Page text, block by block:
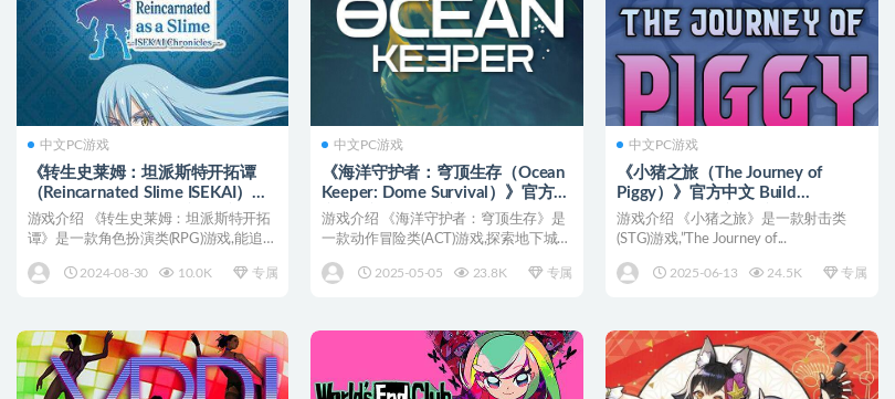
中文PC游戏
《转生史莱姆：坦派斯特开拓谭
（Reincarnated Slime ISEKAI）》
集成命运多舛DLC [中文/英文]
游戏介绍 《转生史莱姆：坦派斯特开拓
谭》是一款角色扮演类(RPG)游戏,能追溯
2024-08-30
10.0K 专属
中文PC游戏
《海洋守护者：穹顶生存（Ocean
Keeper: Dome Survival）》官方中
文 [中文/繁体/英文/日语]
游戏介绍 《海洋守护者：穹顶生存》是
一款动作冒险类(ACT)游戏,探索地下城，
2025-05-05
23.8K 专属
中文PC游戏
《小猪之旅（The Journey of
Piggy）》官方中文 Build
16719079 [中文/英文/日语]
游戏介绍 《小猪之旅》是一款射击类
(STG)游戏,”The Journey of...
2025-06-13 24.5K 专属